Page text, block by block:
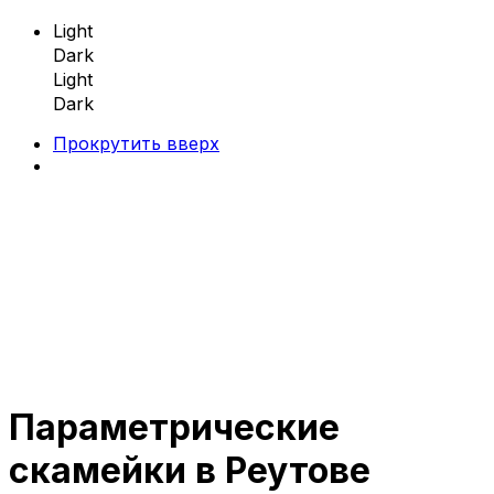
Light
Dark
Light
Dark
Прокрутить вверх
Параметрическая мебель
Параметрические скамейки
Параметрические кресла
Параметрические
скамейки в Реутове